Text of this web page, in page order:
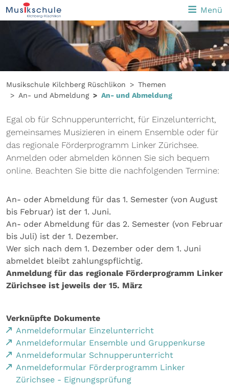
Menü
Musikschule Kilchberg Rüschlikon
Themen
An- und Abmeldung
An- und Abmeldung
Egal ob für Schnupperunterricht, für Einzelunterricht,
gemeinsames Musizieren in einem Ensemble oder für
das regionale Förderprogramm Linker Zürichsee.
Anmelden oder abmelden können Sie sich bequem
online. Beachten Sie bitte die nachfolgenden Termine:
An- oder Abmeldung für das 1. Semester (von August
bis Februar) ist der 1. Juni.
An- oder Abmeldung für das 2. Semester (von Februar
bis Juli) ist der 1. Dezember.
Wer sich nach dem 1. Dezember oder dem 1. Juni
abmeldet bleibt zahlungspflichtig.
Anmeldung für das regionale Förderprogramm Linker
Zürichsee ist jeweils der 15. März
Verknüpfte Dokumente
Anmeldeformular Einzelunterricht
Anmeldeformular Ensemble und Gruppenkurse
Anmeldeformular Schnupperunterricht
Anmeldeformular Förderprogramm Linker
Zürichsee - Eignungsprüfung